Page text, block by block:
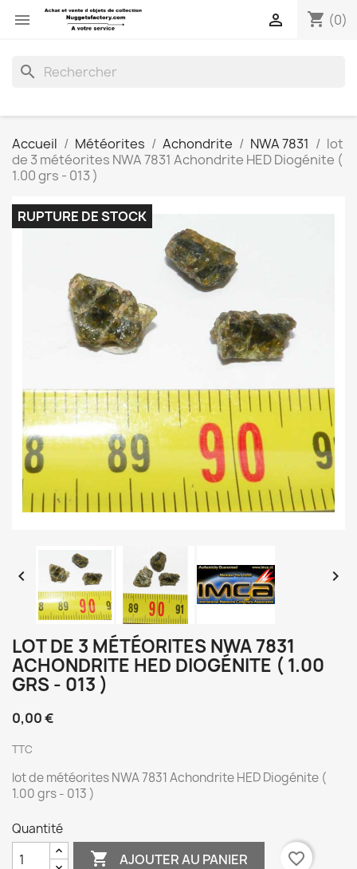
 shopping_cart (0)

search
Accueil Météorites Achondrite NWA 7831
lot
de 3 météorites NWA 7831 Achondrite HED Diogénite (
1.00 grs - 013 )
RUPTURE DE STOCK
 
LOT DE 3 MÉTÉORITES NWA 7831
ACHONDRITE HED DIOGÉNITE ( 1.00
GRS - 013 )
0,00 €
TTC
lot de météorites NWA 7831 Achondrite HED Diogénite (
1.00 grs - 013 )
Quantité
 AJOUTER AU PANIER
favorite_border